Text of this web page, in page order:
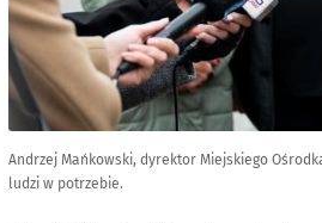
Andrzej Mańkowski, dyrektor Miejskiego
ludzi w potrzebie.